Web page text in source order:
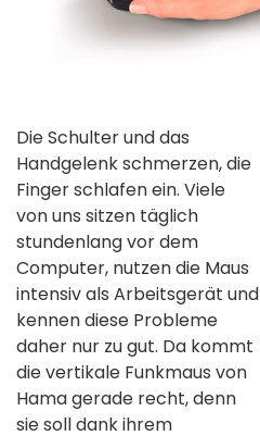
Die Schulter und das
Handgelenk schmerzen, die
Finger schlafen ein. Viele
von uns sitzen täglich
stundenlang vor dem
Computer, nutzen die Maus
intensiv als Arbeitsgerät und
kennen diese Probleme
daher nur zu gut. Da kommt
die vertikale Funkmaus von
Hama gerade recht, denn
sie soll dank ihrem